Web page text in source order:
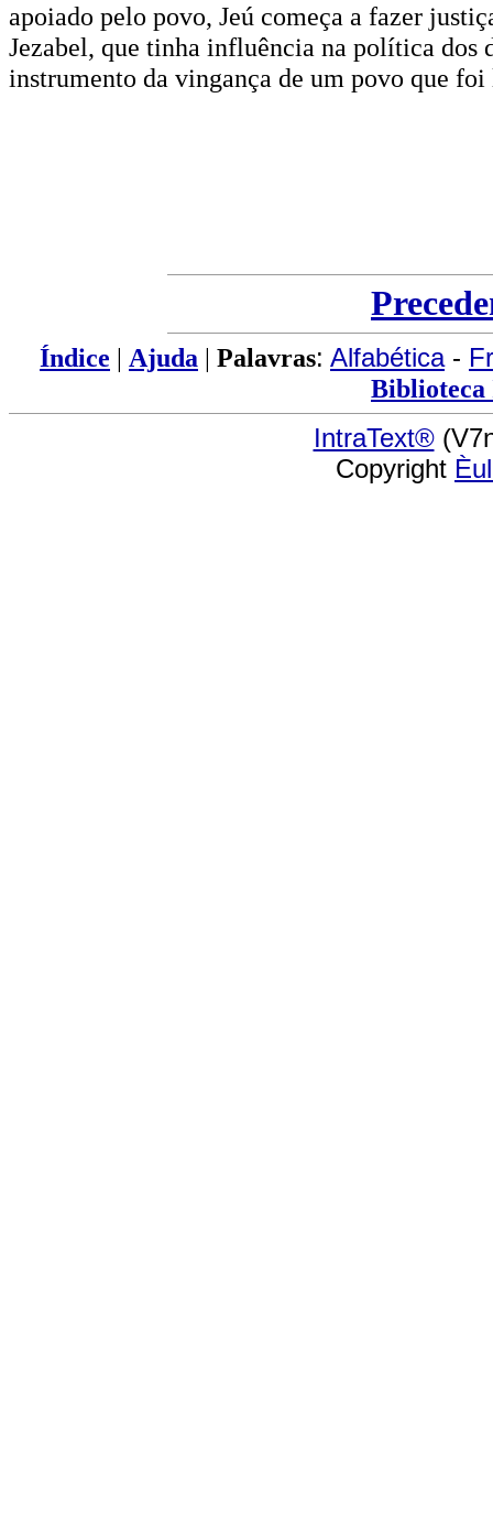
apoiado pelo povo, Jeú começa a fazer
Jezabel, que tinha influência na política dos
instrumento da vingança de um povo que
Índice | Ajuda | Palavras: Alfabética-
IntraText®
Copyright